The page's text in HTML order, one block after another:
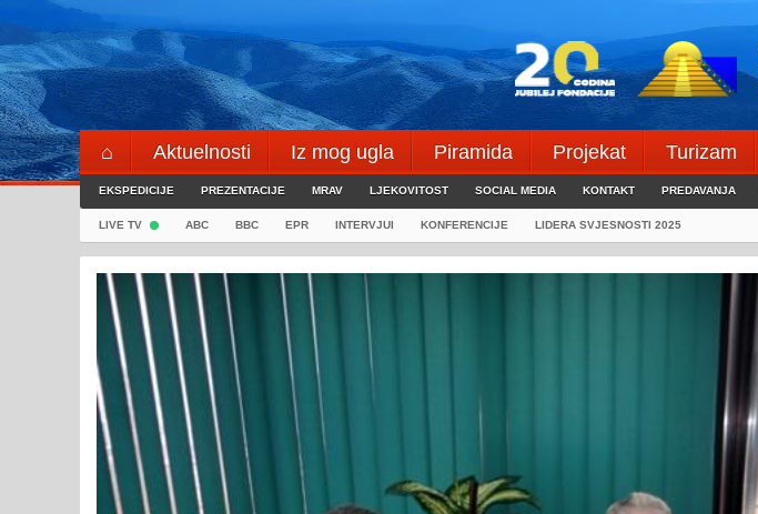
Skip
to
content
⌂ Aktuelnosti Iz mog ugla Piramida Projekat Turizam
Blogeri
⌖
EKSPEDICIJE PREZENTACIJE MRAV LJEKOVITOST SOCIAL MEDIA KONTAKT PREDAVANJA
LIVE TV ABC BBC EPR INTERVJUI KONFERENCIJE LIDERA SVJESNOSTI 2025